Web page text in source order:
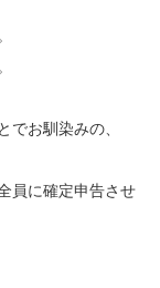
でお馴染みの、
員に確定申告させ